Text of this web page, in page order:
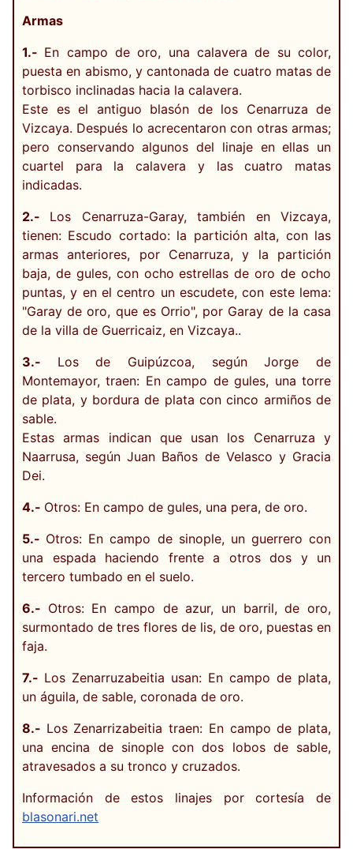
Armas
1.- En campo de oro, una calavera de su color,
puesta en abismo, y cantonada de cuatro matas de
torbisco inclinadas hacia la calavera.
Este es el antiguo blasón de los Cenarruza de
Vizcaya. Después lo acrecentaron con otras armas;
pero conservando algunos del linaje en ellas un
cuartel para la calavera y las cuatro matas
indicadas.
2.- Los Cenarruza-Garay, también en Vizcaya,
tienen: Escudo cortado: la partición alta, con las
armas anteriores, por Cenarruza, y la partición
baja, de gules, con ocho estrellas de oro de ocho
puntas, y en el centro un escudete, con este lema:
"Garay de oro, que es Orrio", por Garay de la casa
de la villa de Guerricaiz, en Vizcaya..
3.- Los de Guipúzcoa, según Jorge de
Montemayor, traen: En campo de gules, una torre
de plata, y bordura de plata con cinco armiños de
sable.
Estas armas indican que usan los Cenarruza y
Naarrusa, según Juan Baños de Velasco y Gracia
Dei.
4.- Otros: En campo de gules, una pera, de oro.
5.- Otros: En campo de sinople, un guerrero con
una espada haciendo frente a otros dos y un
tercero tumbado en el suelo.
6.- Otros: En campo de azur, un barril, de oro,
surmontado de tres flores de lis, de oro, puestas en
faja.
7.- Los Zenarruzabeitia usan: En campo de plata,
un águila, de sable, coronada de oro.
8.- Los Zenarrizabeitia traen: En campo de plata,
una encina de sinople con dos lobos de sable,
atravesados a su tronco y cruzados.
Información de estos linajes por cortesía de
blasonari.net